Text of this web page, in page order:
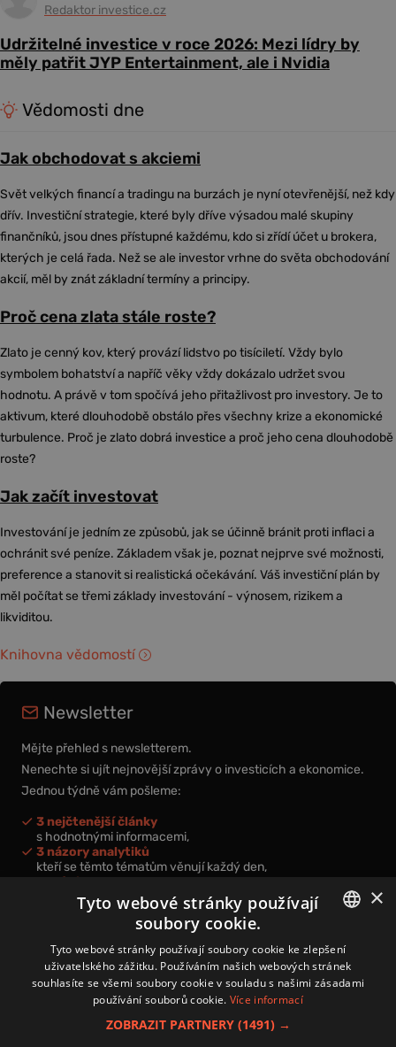
Redaktor investice.cz
Udržitelné investice v roce 2026: Mezi lídry by
měly patřit JYP Entertainment, ale i Nvidia
Vědomosti dne
Jak obchodovat s akciemi
Svět velkých financí a tradingu na burzách je nyní otevřenější, než kdy
dřív. Investiční strategie, které byly dříve výsadou malé skupiny
finančníků, jsou dnes přístupné každému, kdo si zřídí účet u brokera,
kterých je celá řada. Než se ale investor vrhne do světa obchodování
akcií, měl by znát základní termíny a principy.
Proč cena zlata stále roste?
Zlato je cenný kov, který provází lidstvo po tisíciletí. Vždy bylo
symbolem bohatství a napříč věky vždy dokázalo udržet svou
hodnotu. A právě v tom spočívá jeho přitažlivost pro investory. Je to
aktivum, které dlouhodobě obstálo přes všechny krize a ekonomické
turbulence. Proč je zlato dobrá investice a proč jeho cena dlouhodobě
roste?
Jak začít investovat
Investování je jedním ze způsobů, jak se účinně bránit proti inflaci a
ochránit své peníze. Základem však je, poznat nejprve své možnosti,
preference a stanovit si realistická očekávání. Váš investiční plán by
měl počítat se třemi základy investování - výnosem, rizikem a
likviditou.
Knihovna vědomostí
Newsletter
Mějte přehled s newsletterem.
Nenechte si ujít nejnovější zprávy o investicích a ekonomice.
Jednou týdně vám pošleme:
3 nejčtenější články
s hodnotnými informacemi,
3 názory analytiků
kteří se těmto tématům věnují každý den,
nová videa a podcasty
k prohloubení vašich znalostí.
Přihlášením k newsletteru vyjadřujete svůj souhlas spodmínkami
zpracování osobních údajů.
CZECH
×
Tyto webové stránky používají
soubory cookie.
Tyto webové stránky používají soubory cookie ke zlepšení
uživatelského zážitku. Používáním našich webových stránek
souhlasíte se všemi soubory cookie v souladu s našimi zásadami
používání souborů cookie. Více informací
ZOBRAZIT PARTNERY (1491) →